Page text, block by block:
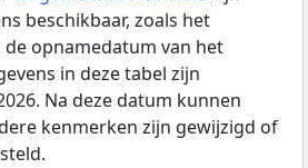
beschikbaar, zoals het
opnamedatum van het
in deze tabel zijn
Na deze datum kunnen
kenmerken zijn gewijzigd of